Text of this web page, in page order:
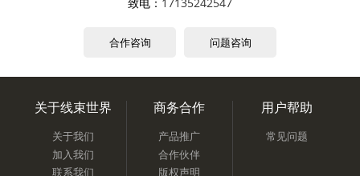
合作咨询 问题咨询
关于线束世界
关于我们
加入我们
联系我们
商务合作
产品推广
合作伙伴
版权声明
用户帮助
常见问题